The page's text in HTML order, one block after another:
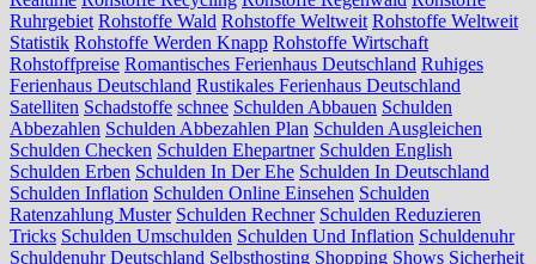
Ruhrgebiet Rohstoffe Wald Rohstoffe Weltweit Rohstoffe Weltweit
Statistik Rohstoffe Werden Knapp Rohstoffe Wirtschaft
Rohstoffpreise Romantisches Ferienhaus Deutschland Ruhiges
Ferienhaus Deutschland Rustikales Ferienhaus Deutschland
Satelliten Schadstoffe schnee Schulden Abbauen Schulden
Abbezahlen Schulden Abbezahlen Plan Schulden Ausgleichen
Schulden Checken Schulden Ehepartner Schulden English
Schulden Erben Schulden In Der Ehe Schulden In Deutschland
Schulden Inflation Schulden Online Einsehen Schulden
Ratenzahlung Muster Schulden Rechner Schulden Reduzieren
Tricks Schulden Umschulden Schulden Und Inflation Schuldenuhr
Schuldenuhr Deutschland Selbsthosting Shopping Shows Sicherheit